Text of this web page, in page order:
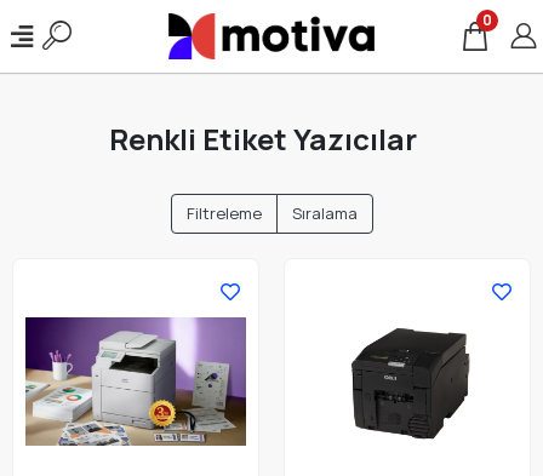
0
Renkli Etiket Yazıcılar
Filtreleme Sıralama